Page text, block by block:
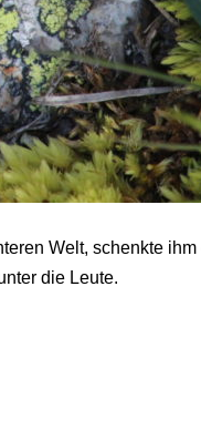
Welt, schenkte ihm
die Leute.